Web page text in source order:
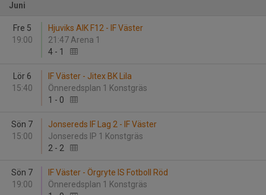
Juni
Fre 5
19:00
Hjuviks AIK F12 - IF Väster
21:47 Arena 1
4 - 1
Lör 6
15:40
IF Väster - Jitex BK Lila
Önneredsplan 1 Konstgräs
1 - 0
Sön 7
15:00
Jonsereds IF Lag 2 - IF Väster
Jonsereds IP 1 Konstgräs
2 - 2
Sön 7
19:00
IF Väster - Örgryte IS Fotboll Röd
Önneredsplan 1 Konstgräs